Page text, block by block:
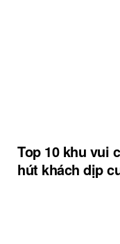
Top 10 khu vui
hút khách dịp